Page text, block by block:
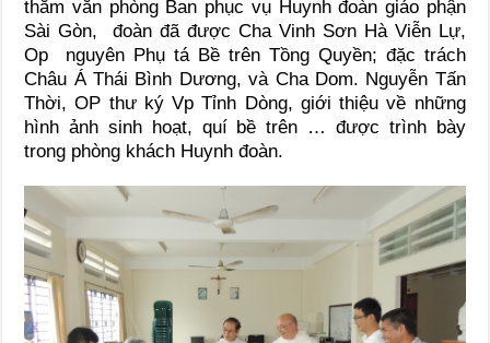
thăm văn phòng Ban phục vụ Huynh đoàn giáo phận
Sài Gòn, đoàn đã được Cha Vinh Sơn Hà Viễn Lự,
Op nguyên Phụ tá Bề trên Tồng Quyền; đặc trách
Châu Á Thái Bình Dương, và Cha Dom. Nguyễn Tấn
Thời, OP thư ký Vp Tỉnh Dòng, giới thiệu về những
hình ảnh sinh hoạt, quí bề trên … được trình bày
trong phòng khách Huynh đoàn.